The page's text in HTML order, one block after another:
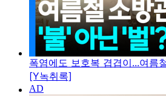
폭염에도 보호복 겹겹이...여름
[Y녹취록]